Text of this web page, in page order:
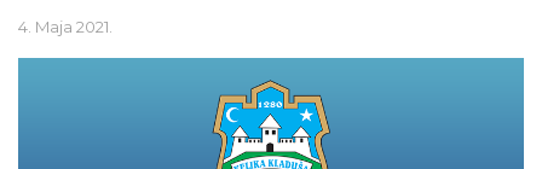
4. Maja 2021.